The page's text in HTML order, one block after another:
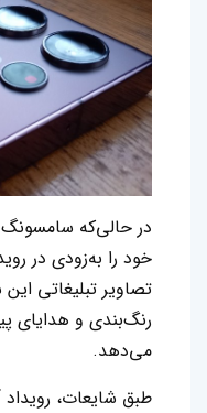
خود را به‌زودی در
تصاویر تبلیغاتی
رنگ‌بندی و هدایای
می‌دهد.
طبق شایعات،